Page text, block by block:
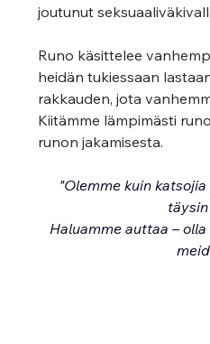
joutunut
Runo käsittelee
heidän tukiessaan
rakkauden, jota
Kiitämme lämpimästi
runon jakamisesta.
"Olemme kuin
Haluamme auttaa –